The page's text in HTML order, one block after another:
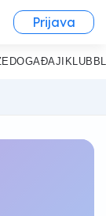
Prijava
DOGAĐAJI KLUB